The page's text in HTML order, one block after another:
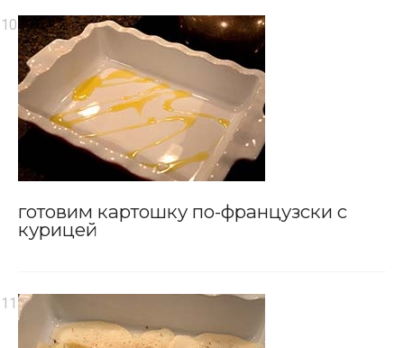
готовим картошку по-французски с
курицей